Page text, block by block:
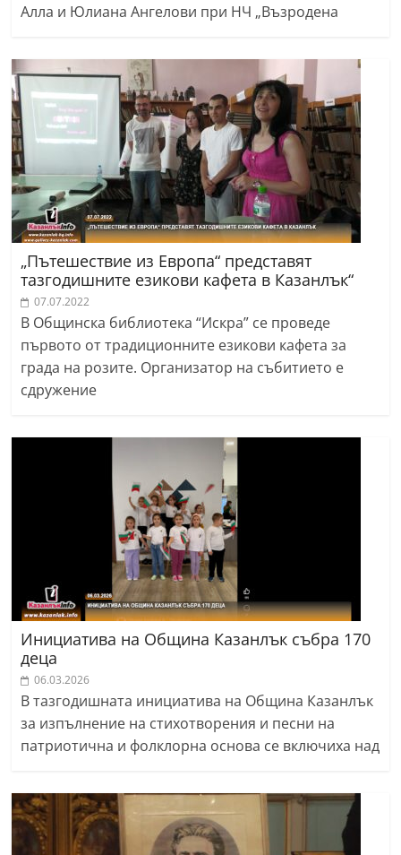
Алла и Юлиана Ангелови при НЧ „Възродена
„Пътешествие из Европа“ представят
тазгодишните езикови кафета в Казанлък“
07.07.2022
В Общинска библиотека “Искра” се проведе
първото от традиционните езикови кафета за
града на розите. Организатор на събитието е
сдружение
Инициатива на Община Казанлък събра 170
деца
06.03.2026
В тазгодишната инициатива на Община Казанлък
за изпълнение на стихотворения и песни на
патриотична и фолклорна основа се включиха над